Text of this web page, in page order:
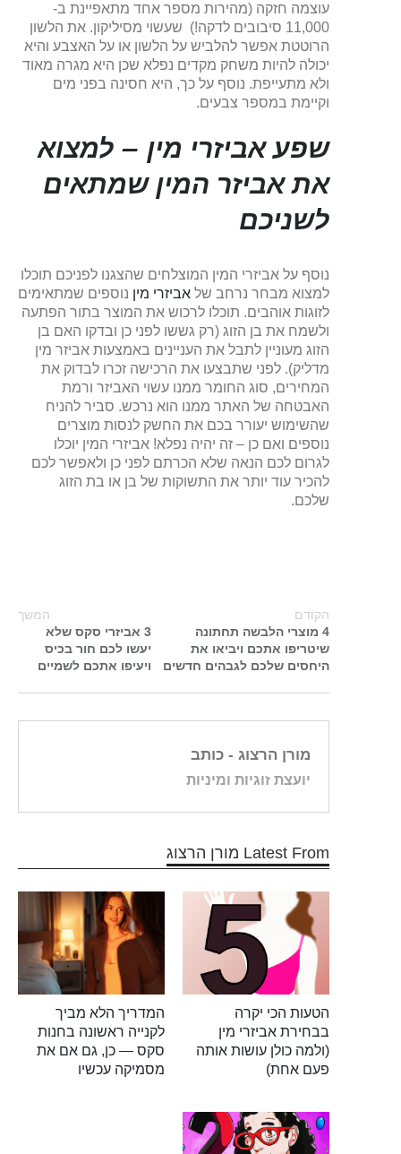
עוצמה חזקה (מהירות מספר אחד מתאפיינת ב-
11,000 סיבובים לדקה!) שעשוי מסיליקון. את הלשון
הרוטטת אפשר להלביש על הלשון או על האצבע והיא
יכולה להיות משחק מקדים נפלא שכן היא מגרה מאוד
ולא מתעייפת. נוסף על כך, היא חסינה בפני מים
וקיימת במספר צבעים.
שפע אביזרי מין – למצוא
את אביזר המין שמתאים
לשניכם
נוסף על אביזרי המין המוצלחים שהצגנו לפניכם תוכלו
למצוא מבחר נרחב של אביזרי מין נוספים שמתאימים
לזוגות אוהבים. תוכלו לרכוש את המוצר בתור הפתעה
ולשמח את בן הזוג (רק גששו לפני כן ובדקו האם בן
הזוג מעוניין לתבל את העניינים באמצעות אביזר מין
מדליק). לפני שתבצעו את הרכישה זכרו לבדוק את
המחירים, סוג החומר ממנו עשוי האביזר ורמת
האבטחה של האתר ממנו הוא נרכש. סביר להניח
שהשימוש יעורר בכם את החשק לנסות מוצרים
נוספים ואם כן – זה יהיה נפלא! אביזרי המין יוכלו
לגרום לכם הנאה שלא הכרתם לפני כן ולאפשר לכם
להכיר עוד יותר את התשוקות של בן או בת הזוג
שלכם.
הקודם
4 מוצרי הלבשה תחתונה
שיטריפו אתכם ויביאו את
היחסים שלכם לגבהים חדשים
המשך
3 אביזרי סקס שלא
יעשו לכם חור בכיס
ויעיפו אתכם לשמיים
מורן הרצוג - כותב
יועצת זוגיות ומיניות
Latest From מורן הרצוג
הטעות הכי יקרה
בבחירת אביזרי מין
(ולמה כולן עושות אותה
פעם אחת)
המדריך הלא מביך
לקנייה ראשונה בחנות
סקס — כן, גם אם את
מסמיקה עכשיו